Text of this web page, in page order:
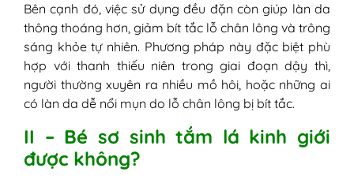
Bên cạnh đó, việc sử dụng đều đặn còn giúp làn da
thông thoáng hơn, giảm bít tắc lỗ chân lông và trông
sáng khỏe tự nhiên. Phương pháp này đặc biệt phù
hợp với thanh thiếu niên trong giai đoạn dậy thì,
người thường xuyên ra nhiều mồ hôi, hoặc những ai
có làn da dễ nổi mụn do lỗ chân lông bị bít tắc.
II – Bé sơ sinh tắm lá kinh giới
được không?